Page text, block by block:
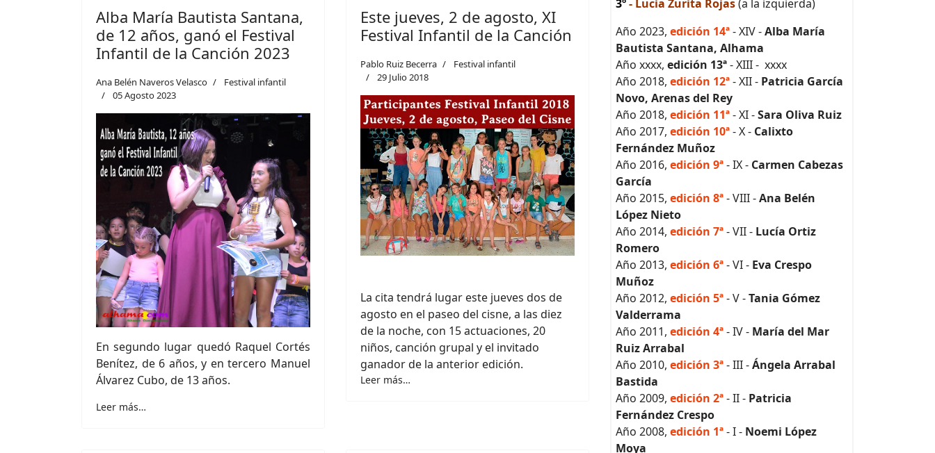
Alba María Bautista Santana,
de 12 años, ganó el Festival
Infantil de la Canción 2023
Ana Belén Naveros Velasco
Festival infantil
05 Agosto 2023
En segundo lugar quedó Raquel Cortés
Benítez, de 6 años, y en tercero Manuel
Álvarez Cubo, de 13 años.
Leer más…
Este jueves, 2 de agosto, XI
Festival Infantil de la Canción
Pablo Ruiz Becerra
Festival infantil
29 Julio 2018
La cita tendrá lugar este jueves dos de
agosto en el paseo del cisne, a las diez
de la noche, con 15 actuaciones, 20
niños, canción grupal y el invitado
ganador de la anterior edición.
Leer más…
3º- Lucía Zurita Rojas(a la izquierda)
Año 2023, edición 14ª- XIV -Alba María
Bautista Santana, Alhama
Año xxxx, edición 13ª- XIII - xxxx
Año 2018, edición 12ª- XII - Patricia García
Novo, Arenas del Rey
Año 2018, edición 11ª- XI -Sara Oliva Ruiz
Año 2017, edición 10ª- X - Calixto
Fernández Muñoz
Año 2016, edición 9ª- IX - Carmen Cabezas
García
Año 2015, edición 8ª- VIII -Ana Belén
López Nieto
Año 2014, edición 7ª- VII - Lucía Ortiz
Romero
Año 2013, edición 6ª- VI - Eva Crespo
Muñoz
Año 2012, edición 5ª- V -Tania Gómez
Valderrama
Año 2011, edición 4ª- IV - María del Mar
Ruiz Arrabal
Año 2010, edición 3ª- III -Ángela Arrabal
Bastida
Año 2009, edición 2ª- II - Patricia
Fernández Crespo
Año 2008, edición 1ª- I - Noemi López
Moya